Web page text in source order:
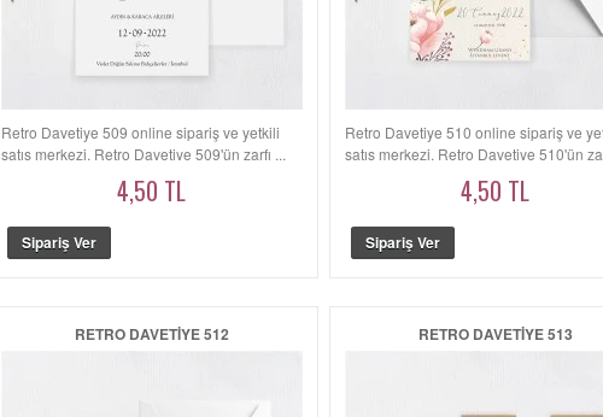
Retro Davetiye 509 online sipariş ve yetkili
satış merkezi. Retro Davetiye 509'ün zarfı ...
4,50 TL
Retro Davetiye 510 online sipariş ve
satış merkezi. Retro Davetiye 510'ün
4,50 TL
RETRO DAVETIYE 512 RETRO DAVETIYE 513